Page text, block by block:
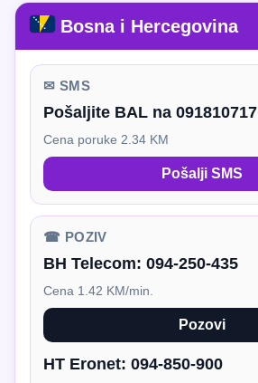
Bosna i Hercegovina
✉ SMS
Pošaljite BAL na 091810717
Cena poruke 2.34 KM
Pošalji SMS
☎ POZIV
BH Telecom: 094-250-435
Cena 1.42 KM/min.
Pozovi
HT Eronet: 094-850-900